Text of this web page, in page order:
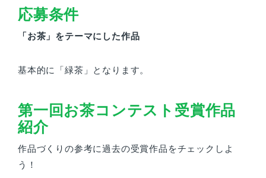
応募条件
「お茶」をテーマにした作品
基本的に「緑茶」となります。
第一回お茶コンテスト受賞作品
紹介
作品づくりの参考に過去の受賞作品をチェックしよ
う！